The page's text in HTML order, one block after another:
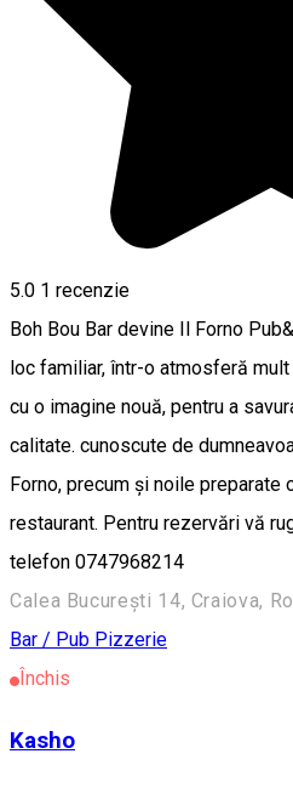
5.0 1 recenzie
Boh Bou Bar devine Il Forno
loc familiar, într-o atmosferă
cu o imagine nouă, pentru a
calitate. cunoscute de
Forno, precum și noile preparate
restaurant. Pentru rezervări vă
telefon 0747968214
Calea București 14, Craiova,
Bar / Pub Pizzerie
Închis
Kasho